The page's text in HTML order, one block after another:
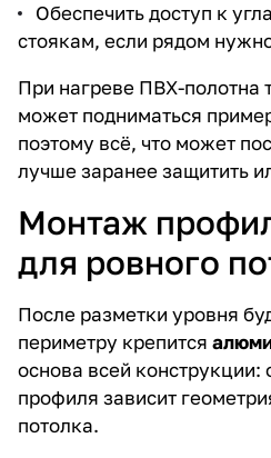
Обеспечить доступ к
стоякам, если рядом
При нагреве ПВХ-полотна
может подниматься
поэтому всё, что может
лучше заранее защитить
Монтаж
для ровного
После разметки уровня
периметру крепится
основа всей конструкции:
профиля зависит
потолка.